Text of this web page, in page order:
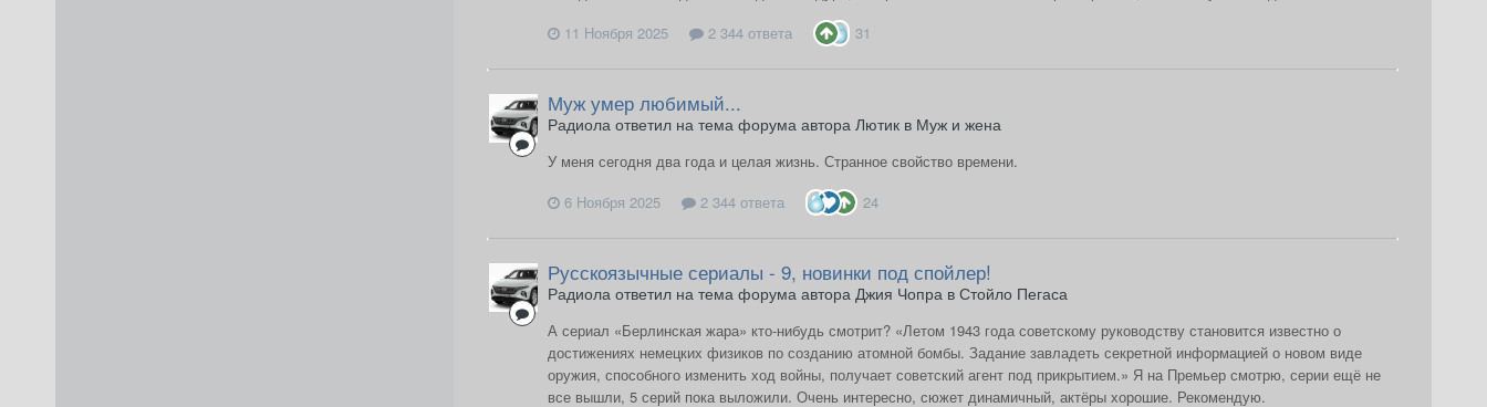
11 Ноября 2025
2 344 ответа 31
Муж умер любимый...
Радиола ответил на тема форума автора Лютик в Муж и жена
У меня сегодня два года и целая жизнь. Странное свойство времени.
6 Ноября 2025
2 344 ответа 24
Русскоязычные сериалы - 9, новинки под спойлер!
Радиола ответил на тема форума автора Джия Чопра в Стойло Пегаса
А сериал «Берлинская жара» кто-нибудь смотрит? «Летом 1943 года советскому руководству становится известно о
достижениях немецких физиков по созданию атомной бомбы. Задание завладеть секретной информацией о новом виде
оружия, способного изменить ход войны, получает советский агент под прикрытием.» Я на Премьер смотрю, серии ещё не
все вышли, 5 серий пока выложили. Очень интересно, сюжет динамичный, актёры хорошие. Рекомендую.